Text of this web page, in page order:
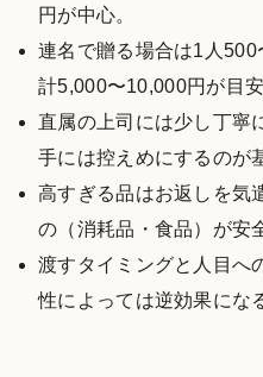
円が中心。
連名で贈る場合は1人
計5,000〜10,000円が目安
直属の上司には少し丁寧
手には控えめにするのが
高すぎる品はお返しを気
の（消耗品・食品）が安
渡すタイミングと人目へ
性によっては逆効果にな